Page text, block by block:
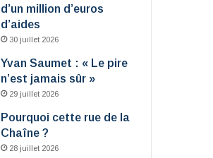
d’un million d’euros
d’aides
30 juillet 2026
Yvan Saumet : « Le pire
n’est jamais sûr »
29 juillet 2026
Pourquoi cette rue de la
Chaîne ?
28 juillet 2026